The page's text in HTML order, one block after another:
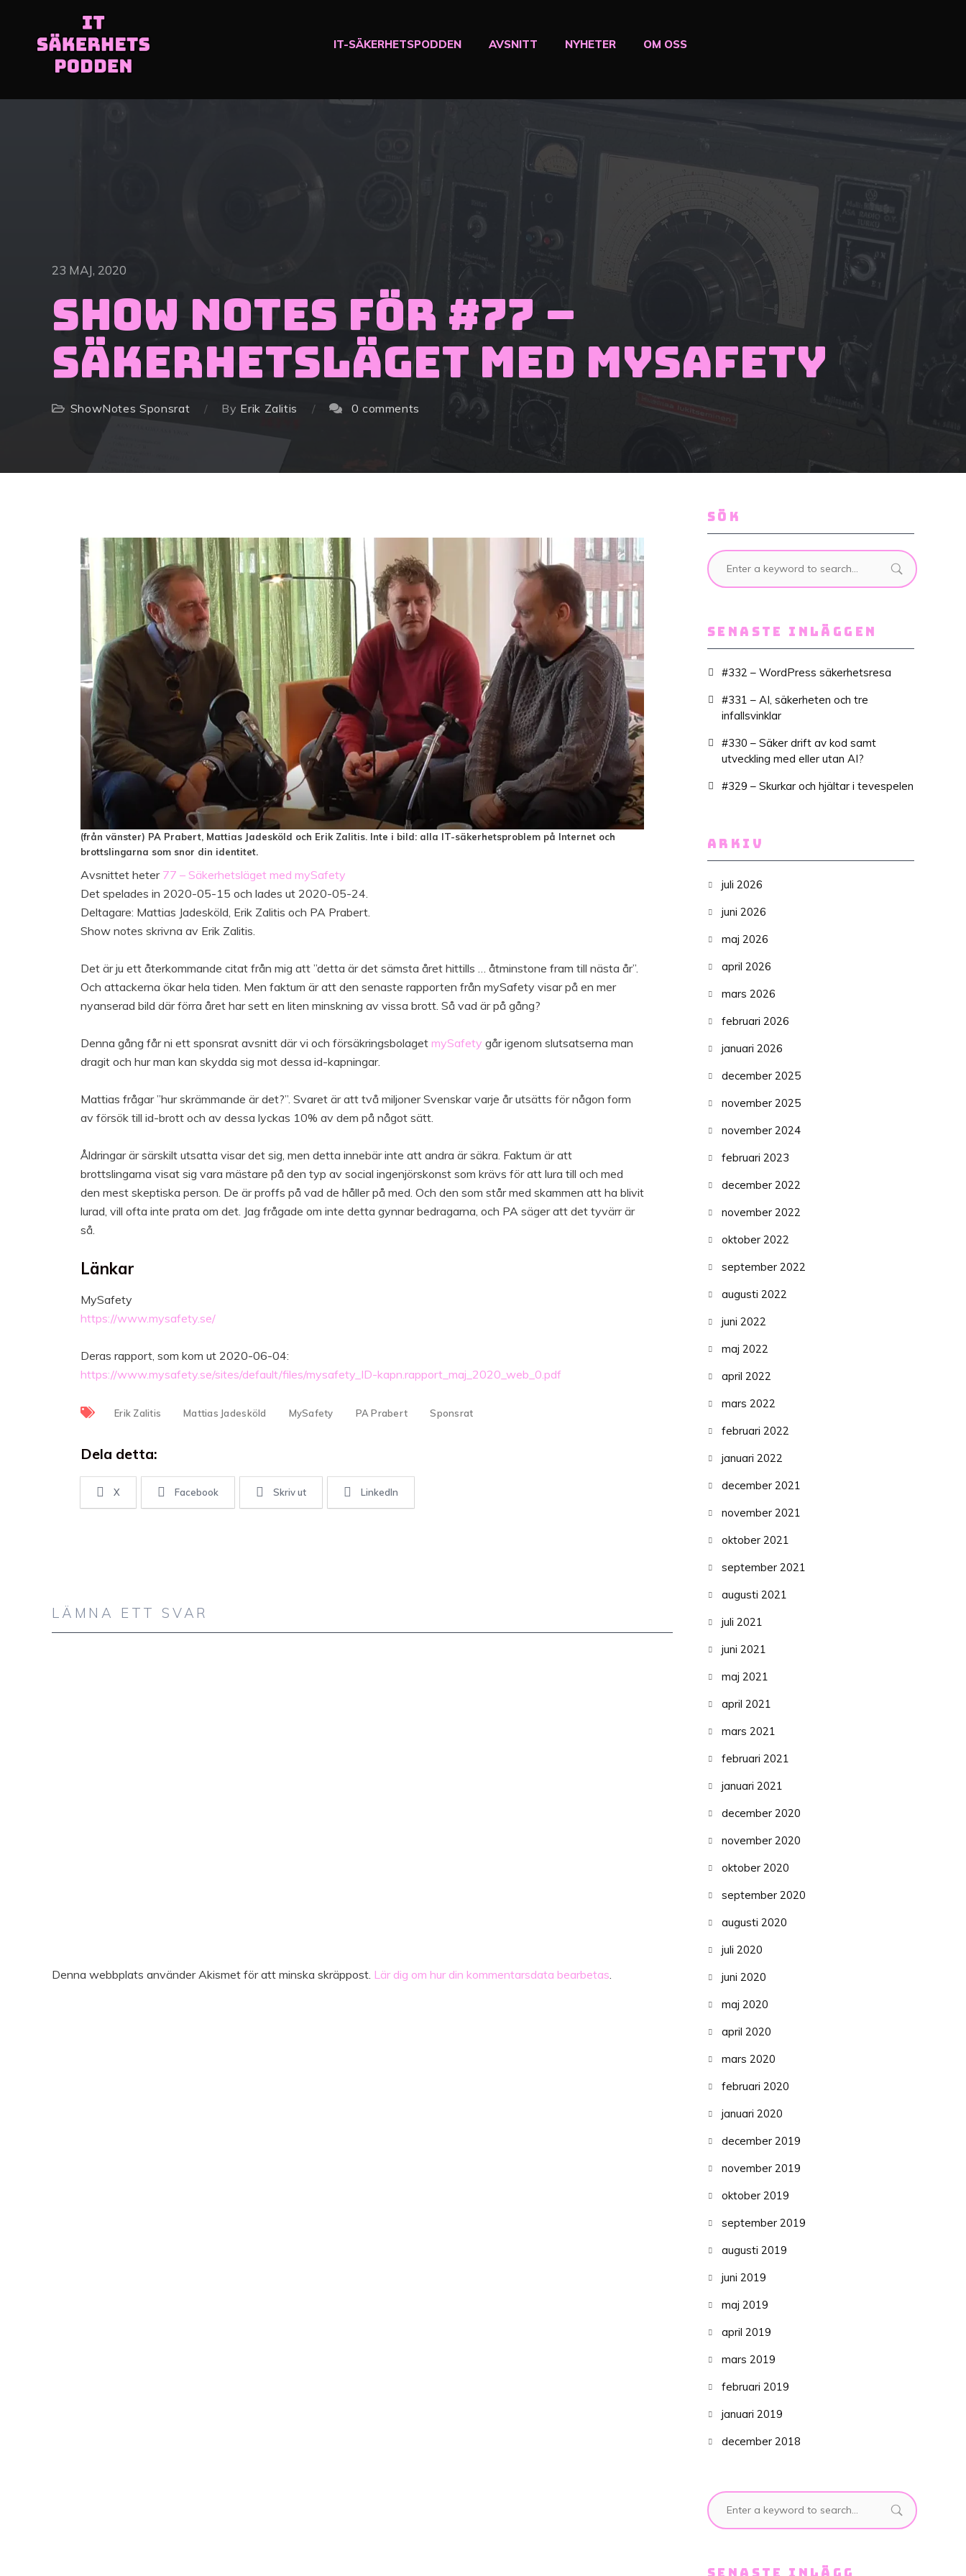
IT-SÄKERHETSPODDEN AVSNITT NYHETER OM OSS
23 MAJ, 2020
Show Notes för #77 –
Säkerhetsläget med mySafety
ShowNotes Sponsrat By Erik Zalitis 0 comments
(från vänster) PA Prabert, Mattias Jadesköld och Erik Zalitis. Inte i bild: alla IT-säkerhetsproblem på Internet och
brottslingarna som snor din identitet.
Avsnittet heter 77 – Säkerhetsläget med mySafety
Det spelades in 2020-05-15 och lades ut 2020-05-24.
Deltagare: Mattias Jadesköld, Erik Zalitis och PA Prabert.
Show notes skrivna av Erik Zalitis.
Det är ju ett återkommande citat från mig att ”detta är det sämsta året hittills … åtminstone fram till nästa år”.
Och attackerna ökar hela tiden. Men faktum är att den senaste rapporten från mySafety visar på en mer
nyanserad bild där förra året har sett en liten minskning av vissa brott. Så vad är på gång?
Denna gång får ni ett sponsrat avsnitt där vi och försäkringsbolaget mySafety går igenom slutsatserna man
dragit och hur man kan skydda sig mot dessa id-kapningar.
Mattias frågar ”hur skrämmande är det?”. Svaret är att två miljoner Svenskar varje år utsätts för någon form
av försök till id-brott och av dessa lyckas 10% av dem på något sätt.
Åldringar är särskilt utsatta visar det sig, men detta innebär inte att andra är säkra. Faktum är att
brottslingarna visat sig vara mästare på den typ av social ingenjörskonst som krävs för att lura till och med
den mest skeptiska person. De är proffs på vad de håller på med. Och den som står med skammen att ha blivit
lurad, vill ofta inte prata om det. Jag frågade om inte detta gynnar bedragarna, och PA säger att det tyvärr är
så.
Länkar
MySafety
https://www.mysafety.se/
Deras rapport, som kom ut 2020-06-04:
https://www.mysafety.se/sites/default/files/mysafety_ID-kapn.rapport_maj_2020_web_0.pdf
Erik Zalitis Mattias Jadesköld MySafety PA Prabert Sponsrat
Dela detta:
X Facebook Skriv ut LinkedIn
LÄMNA ETT SVAR
Denna webbplats använder Akismet för att minska skräppost. Lär dig om hur din kommentarsdata bearbetas
SÖK
SENASTE INLÄGGEN
#332 – WordPress säkerhetsresa
#331 – AI, säkerheten och tre
infallsvinklar
#330 – Säker drift av kod samt
utveckling med eller utan AI?
#329 – Skurkar och hjältar i tevespelen
ARKIV
juli 2026
juni 2026
maj 2026
april 2026
mars 2026
februari 2026
januari 2026
december 2025
november 2025
november 2024
februari 2023
december 2022
november 2022
oktober 2022
september 2022
augusti 2022
juni 2022
maj 2022
april 2022
mars 2022
februari 2022
januari 2022
december 2021
november 2021
oktober 2021
september 2021
augusti 2021
juli 2021
juni 2021
maj 2021
april 2021
mars 2021
februari 2021
januari 2021
december 2020
november 2020
oktober 2020
september 2020
augusti 2020
juli 2020
juni 2020
maj 2020
april 2020
mars 2020
februari 2020
januari 2020
december 2019
november 2019
oktober 2019
september 2019
augusti 2019
juni 2019
maj 2019
april 2019
mars 2019
februari 2019
januari 2019
december 2018